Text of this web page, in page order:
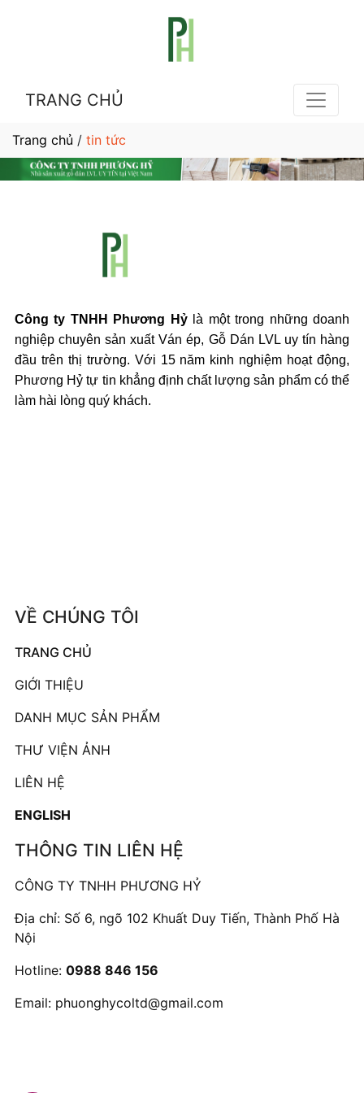
TRANG CHỦ
Trang chủ / tin tức
Công ty TNHH Phương Hỷlà một trong những doanh
nghiệp chuyên sản xuất Ván ép, Gỗ Dán LVL uy tín hàng
đầu trên thị trường. Với 15 năm kinh nghiệm hoạt động,
Phương Hỷ tự tin khẳng định chất lượng sản phẩm có thể
làm hài lòng quý khách.
VỀ CHÚNG TÔI
TRANG CHỦ
GIỚI THIỆU
DANH MỤC SẢN PHẨM
THƯ VIỆN ẢNH
LIÊN HỆ
ENGLISH
THÔNG TIN LIÊN HỆ
CÔNG TY TNHH PHƯƠNG HỶ
Địa chỉ: Số 6, ngõ 102 Khuất Duy Tiến, Thành Phố Hà
Nội
Hotline: 0988 846 156
Email: phuonghycoltd@gmail.com